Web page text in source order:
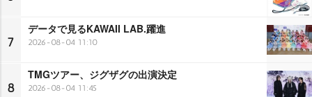
7
データで見るKAWAII LAB.躍進
2026-08-04 11:10
8
TMGツアー、ジグザグの出演決定
2026-08-04 11:45